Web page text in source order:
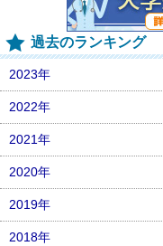
過去のランキング
2023年
2022年
2021年
2020年
2019年
2018年